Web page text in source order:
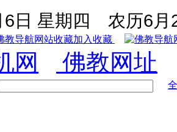
日 星期四 农历6月
加入收藏
网 佛教网址